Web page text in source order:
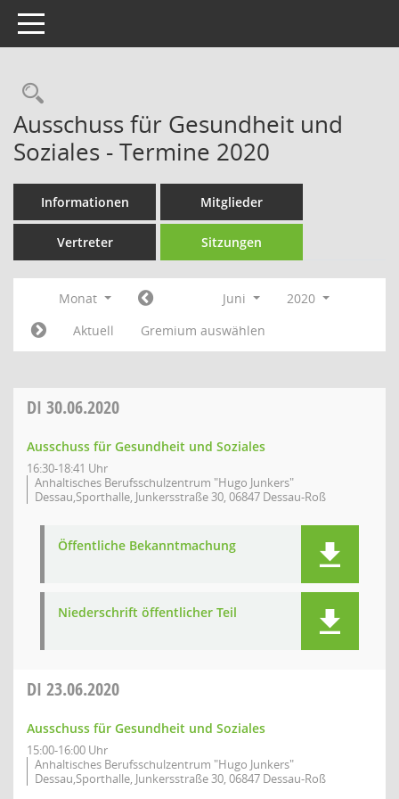
Toggle navigation
Rechercheauswahl
Ausschuss für Gesundheit und
Soziales - Termine 2020
Informationen Mitglieder
Vertreter Sitzungen
Monat Juni
2020
Aktuell
Gremium auswählen
DI 30.06.2020
Ausschuss für Gesundheit und Soziales
16:30-18:41 Uhr
Anhaltisches Berufsschulzentrum "Hugo Junkers"
Dessau,Sporthalle, Junkersstraße 30, 06847 Dessau-Roß
Öffentliche Bekanntmachung
Niederschrift öffentlicher Teil
DI 23.06.2020
Ausschuss für Gesundheit und Soziales
15:00-16:00 Uhr
Anhaltisches Berufsschulzentrum "Hugo Junkers"
Dessau,Sporthalle, Junkersstraße 30, 06847 Dessau-Roß